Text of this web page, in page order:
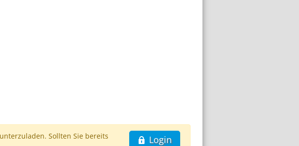
Login
Sollten Sie bereits